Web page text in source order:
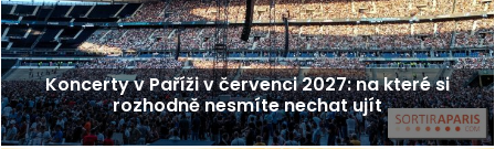
Koncerty v Paříži v červenci 2027: na které si
rozhodně nesmíte nechat ujít